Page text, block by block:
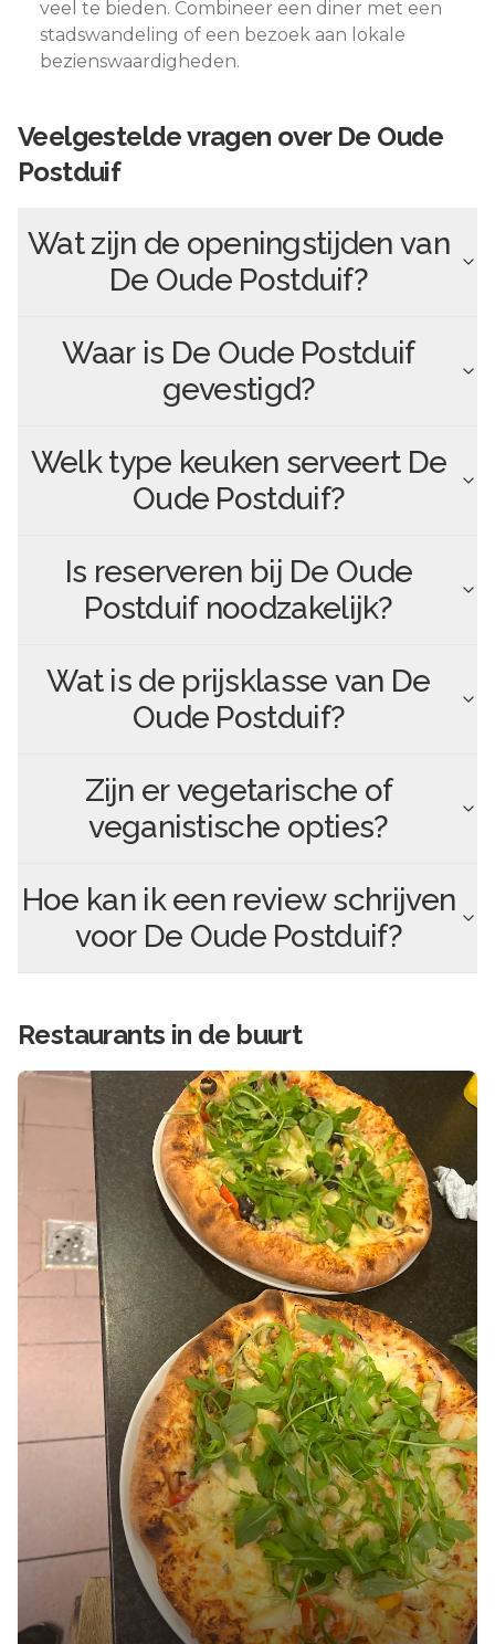
veel te bieden. Combineer een diner met een
stadswandeling of een bezoek aan lokale
bezienswaardigheden.
Veelgestelde vragen over De Oude
Postduif
Wat zijn de openingstijden van
De Oude Postduif?
Waar is De Oude Postduif
gevestigd?
Welk type keuken serveert De
Oude Postduif?
Is reserveren bij De Oude
Postduifnoodzakelijk?
Wat is de prijsklasse van De
Oude Postduif?
Zijn er vegetarische of
veganistische opties?
Hoe kan ik een review schrijven
voor De Oude Postduif?
Restaurants in de buurt